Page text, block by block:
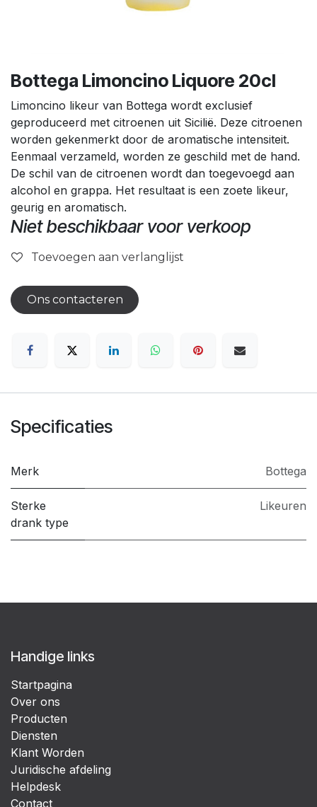
Bottega Limoncino Liquore 20cl
Limoncino likeur van Bottega wordt exclusief
geproduceerd met citroenen uit Sicilië. Deze citroenen
worden gekenmerkt door de aromatische intensiteit.
Eenmaal verzameld, worden ze geschild met de hand.
De schil van de citroenen wordt dan toegevoegd aan
alcohol en grappa. Het resultaat is een zoete likeur,
geurig en aromatisch.
Niet beschikbaar voor verkoop
Toevoegen aan verlanglijst
Ons contacteren
Specificaties
Merk Bottega
Sterke
drank type
Likeuren
Handige links
Startpagina
Over ons
Producten
Diensten
Klant Worden
Juridische afdeling
Helpdesk
Contact